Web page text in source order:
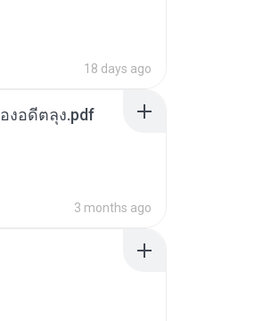
18 days ago
งอดีตลุง.pdf
3 months ago